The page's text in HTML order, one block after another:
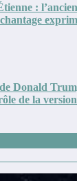
:
Donald
de la